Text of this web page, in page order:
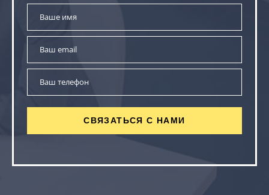
СВЯЗАТЬСЯ С НАМИ